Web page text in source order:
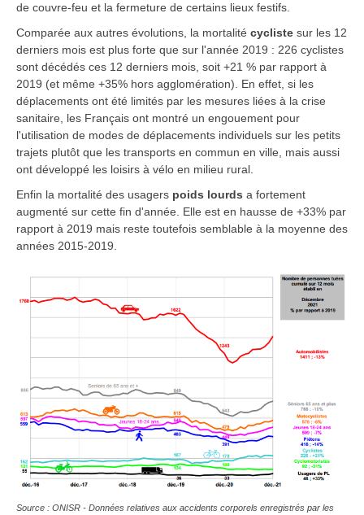
de couvre-feu et la fermeture de certains lieux festifs.
Comparée aux autres évolutions, la mortalité cycliste sur les 12
derniers mois est plus forte que sur l'année 2019 : 226 cyclistes
sont décédés ces 12 derniers mois, soit +21 % par rapport à
2019 (et même +35% hors agglomération). En effet, si les
déplacements ont été limités par les mesures liées à la crise
sanitaire, les Français ont montré un engouement pour
l'utilisation de modes de déplacements individuels sur les petits
trajets plutôt que les transports en commun en ville, mais aussi
ont développé les loisirs à vélo en milieu rural.
Enfin la mortalité des usagers poids lourds a fortement
augmenté sur cette fin d'année. Elle est en hausse de +33% par
rapport à 2019 mais reste toutefois semblable à la moyenne des
années 2015-2019.
Source : ONISR - Données relatives aux accidents corporels enregistrés par les